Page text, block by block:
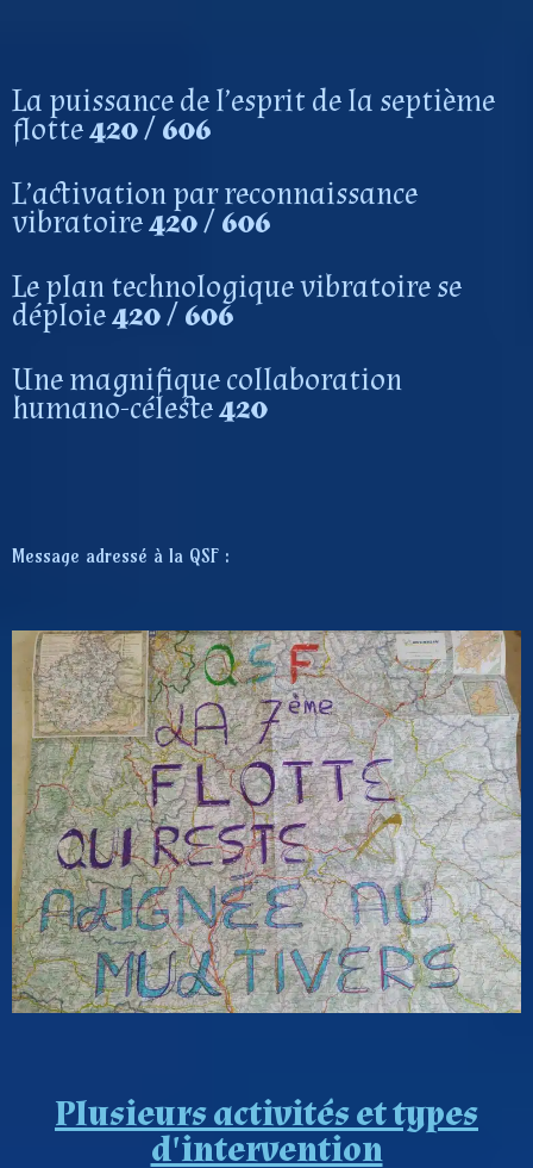
La puissance de l’esprit de la septième
flotte420 / 606
L’activation par reconnaissance
vibratoire420/ 606
Le plan technologique vibratoire se
déploie420/ 606
Une magnifique collaboration
humano-céleste420
Message adressé à la QSF :
Plusieurs activités et types
d'intervention